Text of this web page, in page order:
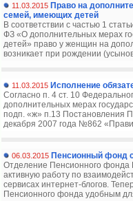
11.03.2015 Право на
семей, имеющих детей
В соответствии с частью 1
ФЗ «О дополнительных мерах
детей» право у женщин на
возникает при рождении
11.03.2015 Исполнение
Согласно п. 4 ст. 10
дополнительных мерах
подп. «ж» п.13 Постановления
декабря 2007 года №862
06.03.2015 Пенсионный фонд
Отделение Пенсионного фонда
активную работу по
сервисах интернет-блогов.
Пенсионного фонда удобным